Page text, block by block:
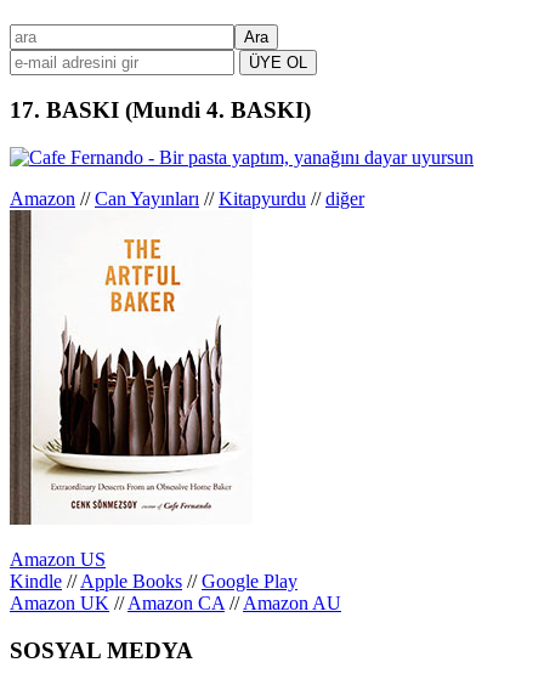
Birincil
kenar
çubuğu
ara
17. BASKI (Mundi 4. BASKI)
Amazon //Can Yayınları //Kitapyurdu //diğer
Amazon US
Kindle //Apple Books //Google Play
Amazon UK //Amazon CA //Amazon AU
SOSYAL MEDYA